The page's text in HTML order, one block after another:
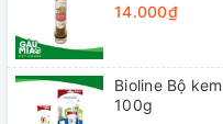
14.000₫
Bioline Bộ
100g